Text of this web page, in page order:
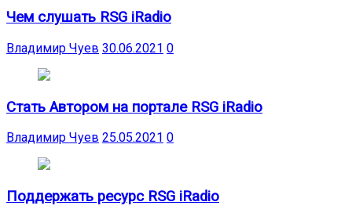
Чем слушать RSG iRadio
Владимир Чуев 30.06.2021 0
Стать Автором на портале RSG iRadio
Владимир Чуев 25.05.2021 0
Поддержать ресурс RSG iRadio